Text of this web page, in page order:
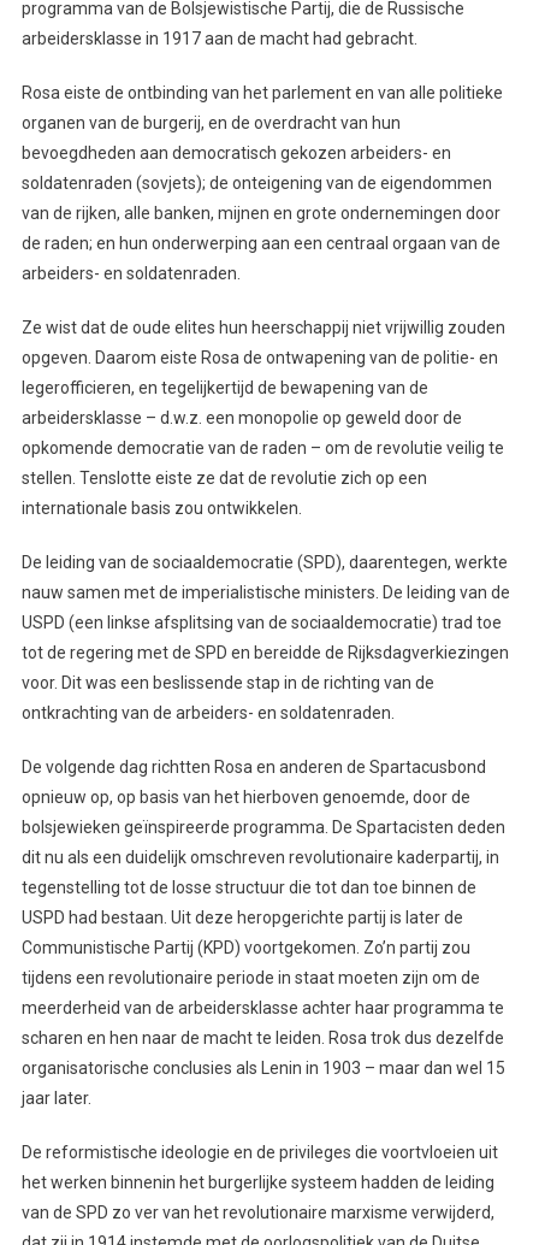
programma van de Bolsjewistische Partij, die de Russische
arbeidersklasse in 1917 aan de macht had gebracht.
Rosa eiste de ontbinding van het parlement en van alle politieke
organen van de burgerij, en de overdracht van hun
bevoegdheden aan democratisch gekozen arbeiders- en
soldatenraden (sovjets); de onteigening van de eigendommen
van de rijken, alle banken, mijnen en grote ondernemingen door
de raden; en hun onderwerping aan een centraal orgaan van de
arbeiders- en soldatenraden.
Ze wist dat de oude elites hun heerschappij niet vrijwillig zouden
opgeven. Daarom eiste Rosa de ontwapening van de politie- en
legerofficieren, en tegelijkertijd de bewapening van de
arbeidersklasse – d.w.z. een monopolie op geweld door de
opkomende democratie van de raden – om de revolutie veilig te
stellen. Tenslotte eiste ze dat de revolutie zich op een
internationale basis zou ontwikkelen.
De leiding van de sociaaldemocratie (SPD), daarentegen, werkte
nauw samen met de imperialistische ministers. De leiding van de
USPD (een linkse afsplitsing van de sociaaldemocratie) trad toe
tot de regering met de SPD en bereidde de Rijksdagverkiezingen
voor. Dit was een beslissende stap in de richting van de
ontkrachting van de arbeiders- en soldatenraden.
De volgende dag richtten Rosa en anderen de Spartacusbond
opnieuw op, op basis van het hierboven genoemde, door de
bolsjewieken geïnspireerde programma. De Spartacisten deden
dit nu als een duidelijk omschreven revolutionaire kaderpartij, in
tegenstelling tot de losse structuur die tot dan toe binnen de
USPD had bestaan. Uit deze heropgerichte partij is later de
Communistische Partij (KPD) voortgekomen. Zo’n partij zou
tijdens een revolutionaire periode in staat moeten zijn om de
meerderheid van de arbeidersklasse achter haar programma te
scharen en hen naar de macht te leiden. Rosa trok dus dezelfde
organisatorische conclusies als Lenin in 1903 – maar dan wel 15
jaar later.
De reformistische ideologie en de privileges die voortvloeien uit
het werken binnenin het burgerlijke systeem hadden de leiding
van de SPD zo ver van het revolutionaire marxisme verwijderd,